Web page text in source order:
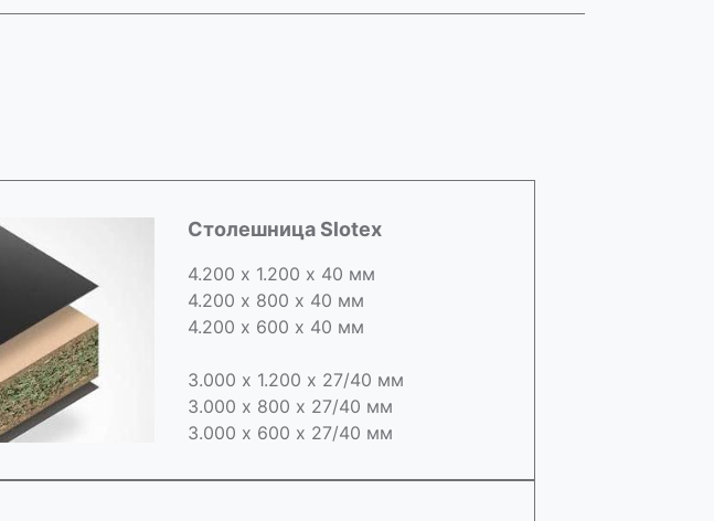
Столешница Slotex
4.200 х 1.200 х 40 мм
4.200 х 800 х 40 мм
4.200 х 600 х 40 мм
3.000 х 1.200 х 27/40 мм
3.000 х 800 х 27/40 мм
3.000 х 600 х 27/40 мм